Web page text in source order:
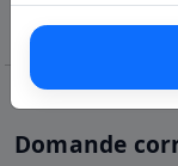
Domande